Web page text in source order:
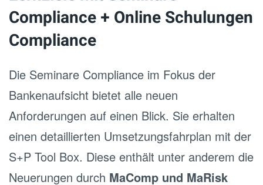
Compliance + Online Schulungen
Compliance
Die Seminare Compliance im Fokus der
Bankenaufsicht bietet alle neuen
Anforderungen auf einen Blick. Sie erhalten
einen detaillierten Umsetzungsfahrplan mit der
S+P Tool Box. Diese enthält unter anderem die
Neuerungen durch MaComp und MaRisk